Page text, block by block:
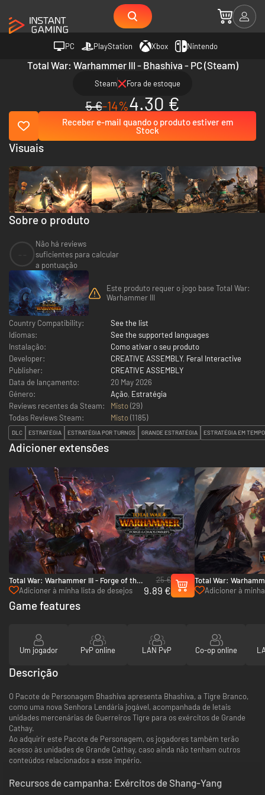
PC PlayStation Xbox Nintendo
Total War: Warhammer III - Bhashiva - PC (Steam)
Steam Fora de estoque
5 €-14%4.30 €
Receber e-mail quando o produto estiver em
Stock
Sobre o produto
Não há reviews
suficientes para calcular
a pontuação
Este produto requer o jogo base Total War:
Warhammer III
Country Compatibility:
See the list
Idiomas:
See the supported languages
Instalação:
Como ativar o seu produto
Developer:
CREATIVE ASSEMBLY, Feral Interactive
Publisher:
CREATIVE ASSEMBLY
Data de lançamento:
20 May 2026
Género:
Ação, Estratégia
Reviews recentes da Steam:
Misto(29)
Todas Reviews Steam:
Misto(1185)
DLC ESTRATÉGIA ESTRATÉGIA POR TURNOS GRANDE ESTRATÉGIA ESTRATÉGIA EM
Adicioner extensões
Total War: Warhammer III - Forge of the
Chaos Dwarfs - PC & Mac (Steam)
Adicioner à minha lista de desejos
25 €
9.89 €
Total War:
Chaos - PC & Mac
Adicioner à
Visuais
Game features
Um jogador PvP online LAN PvP Co-op online
Descrição
O Pacote de Personagem Bhashiva apresenta Bhashiva, a Tigre Branco,
como uma nova Senhora Lendária jogável, acompanhada de letais
unidades mercenárias de Guerreiros Tigre para os exércitos de Grande
Cathay.
Ao adquirir este Pacote de Personagem, os jogadores também terão
acesso às unidades de Grande Cathay, caso ainda não tenham outros
conteúdos relacionados a esse império.
Recursos de campanha: Exércitos de Shang-Yang